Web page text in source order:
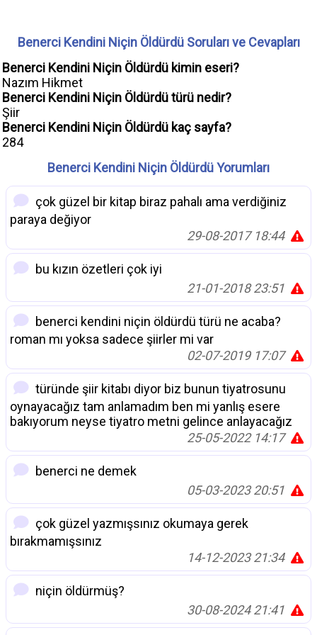
Benerci Kendini Niçin Öldürdü Soruları ve Cevapları
Benerci Kendini Niçin Öldürdü kimin eseri?
Nazım Hikmet
Benerci Kendini Niçin Öldürdü türü nedir?
Şiir
Benerci Kendini Niçin Öldürdü kaç sayfa?
284
Benerci Kendini Niçin Öldürdü Yorumları
çok güzel bir kitap biraz pahalı ama verdiğiniz
paraya değiyor
29-08-2017 18:44
bu kızın özetleri çok iyi
21-01-2018 23:51
benerci kendini niçin öldürdü türü ne acaba?
roman mı yoksa sadece şiirler mi var
02-07-2019 17:07
türünde şiir kitabı diyor biz bunun tiyatrosunu
oynayacağız tam anlamadım ben mi yanlış esere
bakıyorum neyse tiyatro metni gelince anlayacağız
25-05-2022 14:17
benerci ne demek
05-03-2023 20:51
çok güzel yazmışsınız okumaya gerek
bırakmamışsınız
14-12-2023 21:34
niçin öldürmüş?
30-08-2024 21:41